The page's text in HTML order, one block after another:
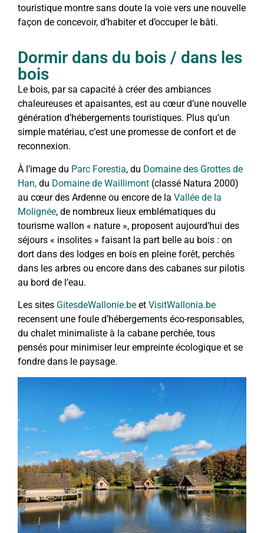
touristique montre sans doute la voie vers une nouvelle
façon de concevoir, d’habiter et d’occuper le bâti.
Dormir dans du bois / dans les
bois
Le bois, par sa capacité à créer des ambiances
chaleureuses et apaisantes, est au cœur d’une nouvelle
génération d’hébergements touristiques. Plus qu’un
simple matériau, c’est une promesse de confort et de
reconnexion.
À l’image du Parc Forestia, du Domaine des Grottes de
Han, du Domaine de Waillimont (classé Natura 2000)
au cœur des Ardenne ou encore de la Vallée de la
Molignée, de nombreux lieux emblématiques du
tourisme wallon « nature », proposent aujourd’hui des
séjours « insolites » faisant la part belle au bois : on
dort dans des lodges en bois en pleine forêt, perchés
dans les arbres ou encore dans des cabanes sur pilotis
au bord de l’eau.
Les sites GitesdeWallonie.be et VisitWallonia.be
recensent une foule d’hébergements éco-responsables,
du chalet minimaliste à la cabane perchée, tous
pensés pour minimiser leur empreinte écologique et se
fondre dans le paysage.